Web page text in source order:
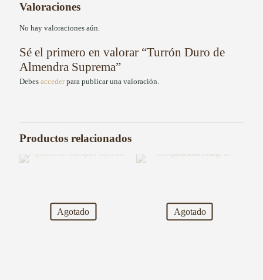
Valoraciones
No hay valoraciones aún.
Sé el primero en valorar “Turrón Duro de
Almendra Suprema”
Debes accederpara publicar una valoración.
Productos relacionados
Agotado Agotado